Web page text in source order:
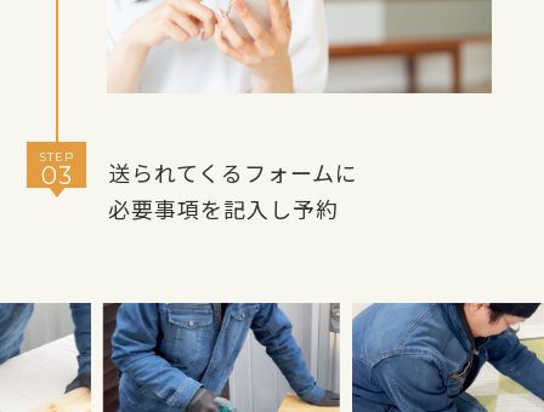
STEP
03
送られてくるフォームに
必要事項を記入し予約